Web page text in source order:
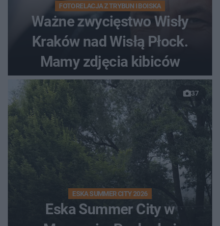
FOTORELACJA Z TRYBUN I BOISKA
Ważne zwycięstwo Wisły
Kraków nad Wisłą Płock.
Mamy zdjęcia kibiców
37
ESKA SUMMER CITY 2026
Eska Summer City w